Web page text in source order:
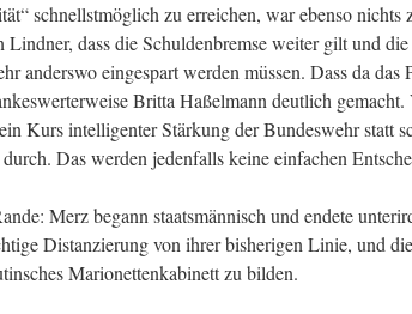
schnellst­mög­lich zu errei­chen, war eben­so
Lind­ner, dass die Schul­den­brem­se wei­ter gilt und
anders­wo ein­ge­spart wer­den müs­sen. Dass da das
Brit­ta Haßel­mann deut­lich
Kurs intel­li­gen­ter Stär­kung der Bun­des­wehr statt
Das wer­den jeden­falls kei­ne ein­fa­chen
Merz begann staats­män­nisch und ende­te
Distan­zie­rung von ihrer bis­he­ri­gen Linie, und
Mario­net­ten­ka­bi­nett zu bilden.